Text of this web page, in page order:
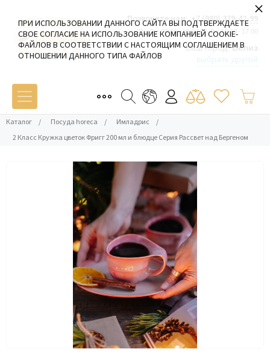
Позвоните нам: +7 (980) 379-42-99
Пн-Пт: 09:00 - 19:00 Сб-Вс: 10:00 - 17:00
Ваш город:Белиз
Каталог / Посуда horeca / Имладрис
/
2 Класс Кружка цветок Фригг 200 мл и блюдце Серия Рассвет над Бергеном
ПРИ ИСПОЛЬЗОВАНИИ ДАННОГО САЙТА ВЫ ПОДТВЕРЖДАЕТЕ
СВОЕ СОГЛАСИЕ НА ИСПОЛЬЗОВАНИЕ КОМПАНИЕЙ COOKIE-
ФАЙЛОВ В СООТВЕТСТВИИ С НАСТОЯЩИМ СОГЛАШЕНИЕМ В
ОТНОШЕНИИ ДАННОГО ТИПА ФАЙЛОВ
×